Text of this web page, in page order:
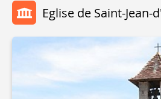
Eglise de Saint-Jean-